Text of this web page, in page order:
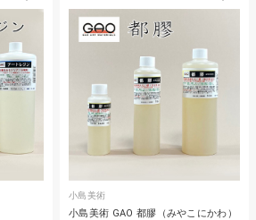
小島美術
小島美術 GAO 都膠（みやこにかわ）